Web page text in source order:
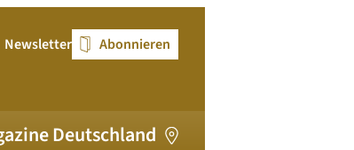
Newsletter Abonnieren
Deutschland